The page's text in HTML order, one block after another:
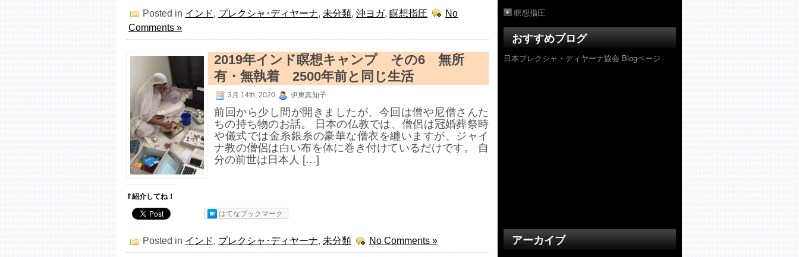
Posted in インド, プレクシャ･ディヤーナ, 未分類, 沖ヨガ, 瞑想指圧
No
Comments »
2019年インド瞑想キャンプ その6 無所
有・無執着 2500年前と同じ生活
3月 14th, 2020 伊東真知子
前回から少し間が開きましたが、今回は僧や尼僧さんた
ちの持ち物のお話。 日本の仏教では、僧侶は冠婚葬祭時
や儀式では金糸銀糸の豪華な僧衣を纏いますが、ジャイ
ナ教の僧侶は白い布を体に巻き付けているだけです。 自
分の前世は日本人 […]
⇑紹介してね！
はてなブックマーク
Posted in インド, プレクシャ･ディヤーナ, 未分類 No Comments »
瞑想指圧
おすすめブログ
日本プレクシャ・ディヤーナ協会 Blogページ
アーカイブ